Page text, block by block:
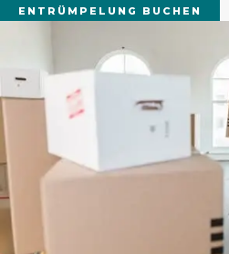
ENTRÜMPELUNG BUCHEN